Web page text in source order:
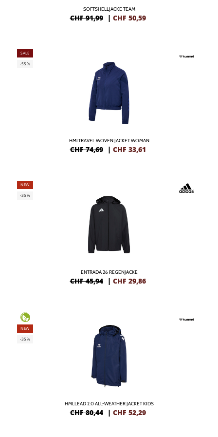
SOFTSHELLJACKE TEAM
CHF 91,99 | CHF 50,59
SALE
-55%
HMLTRAVEL WOVEN JACKET WOMAN
CHF 74,69 | CHF 33,61
NEW
-35%
ENTRADA 26 REGENJACKE
CHF 45,94 | CHF 29,86
NEW
-35%
HMLLEAD 2.0 ALL-WEATHER JACKET KIDS
CHF 80,44 | CHF 52,29